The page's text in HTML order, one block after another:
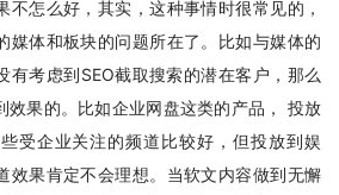
不怎么好，其实，这种事情时很常见的，
媒体和板块的问题所在了。比如与媒体的
有考虑到SEO截取搜索的潜在客户，那么
效果的。比如企业网盘这类的产品， 投放
受企业关注的频道比较好，但投放到娱
效果肯定不会理想。当软文内容做到无懈